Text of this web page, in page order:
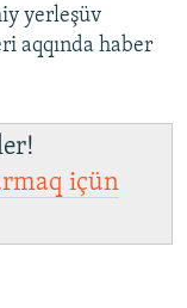
yerleşüv
aqqında haber
içün